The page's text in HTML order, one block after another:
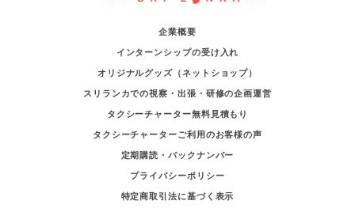
企業概要
インターンシップの受け入れ
オリジナルグッズ（ネットショップ）
スリランカでの視察・出張・研修の企画運営
タクシーチャーター無料見積もり
タクシーチャーターご利用のお客様の声
定期購読・バックナンバー
プライバシーポリシー
特定商取引法に基づく表示